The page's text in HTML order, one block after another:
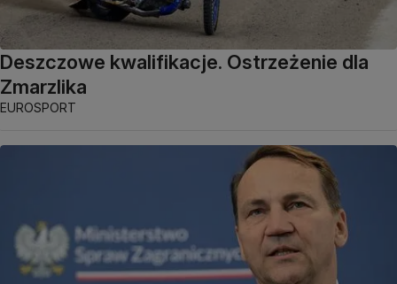
Deszczowe kwalifikacje. Ostrzeżenie dla
Zmarzlika
EUROSPORT